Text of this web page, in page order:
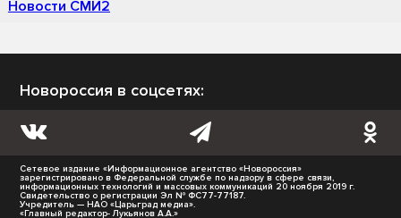
Новости СМИ2
Новороссия в соцсетях:
Сетевое издание «Информационное агентство «Новороссия»
зарегистрировано в Федеральной службе по надзору в сфере связи,
информационных технологий и массовых коммуникаций 20 ноября 2019 г.
Свидетельство о регистрации Эл № ФС77-77187.
Учредитель — НАО «Царьград медиа».
«Главный редактор- Лукьянов А.А.»